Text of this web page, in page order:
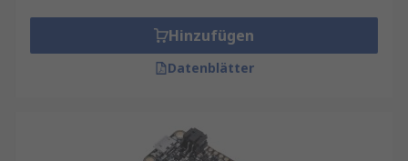
: Intuitive
Benutzeroberflächen und automatisierte
Prozesse beschleunigen die Entwicklung.
Hinzufügen
Datenblätter